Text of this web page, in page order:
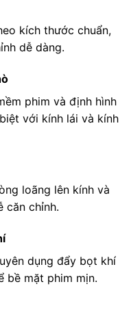
kích thước chuẩn,
dễ dàng.
phim và định hình
với kính lái và kính
loãng lên kính và
căn chỉnh.
dụng đẩy bọt khí
bề mặt phim mịn.